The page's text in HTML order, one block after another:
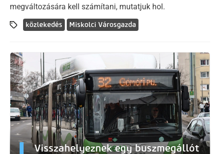
megváltozására kell számítani, mutatjuk hol.
közlekedés Miskolci Városgazda
Visszahelyeznek egy buszmegállót